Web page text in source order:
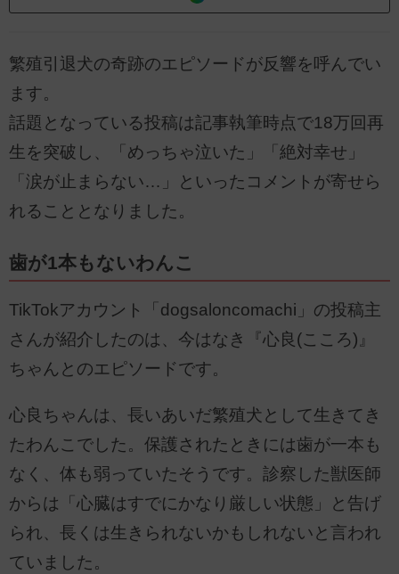
繁殖引退犬の奇跡のエピソードが反響を呼んでい
ます。
話題となっている投稿は記事執筆時点で18万回再
生を突破し、「めっちゃ泣いた」「絶対幸せ」
「涙が止まらない…」といったコメントが寄せら
れることとなりました。
歯が1本もないわんこ
TikTokアカウント「dogsaloncomachi」の投稿主
さんが紹介したのは、今はなき『心良(こころ)』
ちゃんとのエピソードです。
心良ちゃんは、長いあいだ繁殖犬として生きてき
たわんこでした。保護されたときには歯が一本も
なく、体も弱っていたそうです。診察した獣医師
からは「心臓はすでにかなり厳しい状態」と告げ
られ、長くは生きられないかもしれないと言われ
ていました。